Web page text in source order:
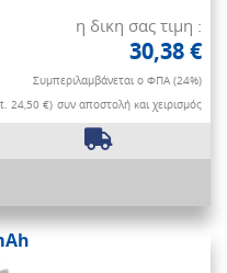
η δικη σας τιμη :
30,38 €
Συμπεριλαμβάνεται ο ΦΠΑ (24%)
24,50 €) συν αποστολή και χειρισμός